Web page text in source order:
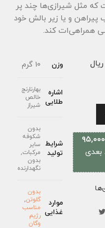
مثل شیرازی‌ها چند پر
پیراهن و یا زیر بالش خود
همراهی‌ات کند.
ریال
۹۵,۰۰۰
بعدی
وزن 10 گرم
اشاره
طلایی
بهارنارنج
خالص
شیراز
شرایط
تولید
بدون
شکوفه
سایر
مرکبات,
بدون
نگهدارنده
موارد
غذایی
بدون
گلوتن,
مناسب
رژیم
وگان